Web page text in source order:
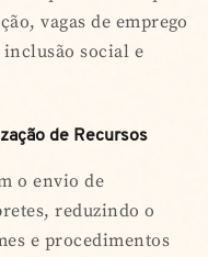
vagas de emprego
social e
de Recursos
o envio de
reduzindo o
e procedimentos